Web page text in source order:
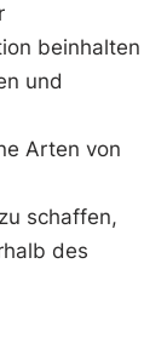
beinhalten
und
Arten von
schaffen,
des